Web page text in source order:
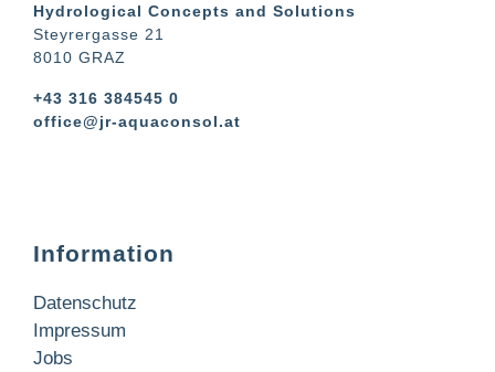
Hydrological Concepts and Solutions
Steyrergasse 21
8010 GRAZ
+43 316 384545 0
office@jr-aquaconsol.at
Information
Datenschutz
Impressum
Jobs